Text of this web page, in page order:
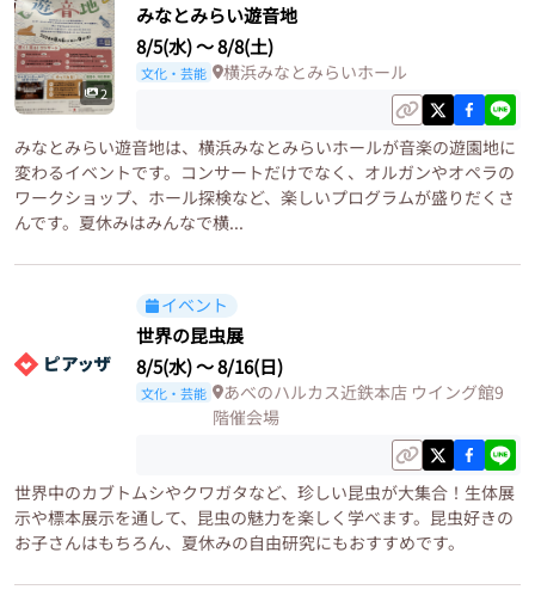
2
みなとみらい遊音地
8/5(水)〜8/8(土)
文化・芸能 横浜みなとみらいホール
みなとみらい遊音地は、横浜みなとみらいホールが音楽の遊園地に
変わるイベントです。コンサートだけでなく、オルガンやオペラの
ワークショップ、ホール探検など、楽しいプログラムが盛りだくさ
んです。夏休みはみんなで横...
イベント
世界の昆虫展
8/5(水)〜8/16(日)
文化・芸能
あべのハルカス近鉄本店 ウイング館9
階催会場
世界中のカブトムシやクワガタなど、珍しい昆虫が大集合！生体展
示や標本展示を通して、昆虫の魅力を楽しく学べます。昆虫好きの
お子さんはもちろん、夏休みの自由研究にもおすすめです。